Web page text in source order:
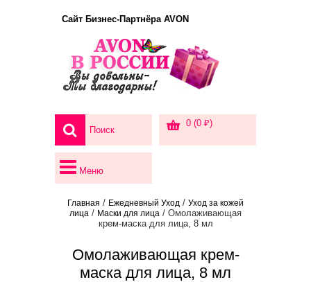
Сайт Бизнес-Партнёра AVON
0 (0 ₽)
Меню
Главная / Ежедневный Уход / Уход за кожей
лица / Маски для лица / Омолаживающая
крем-маска для лица, 8 мл
Омолаживающая крем-
маска для лица, 8 мл